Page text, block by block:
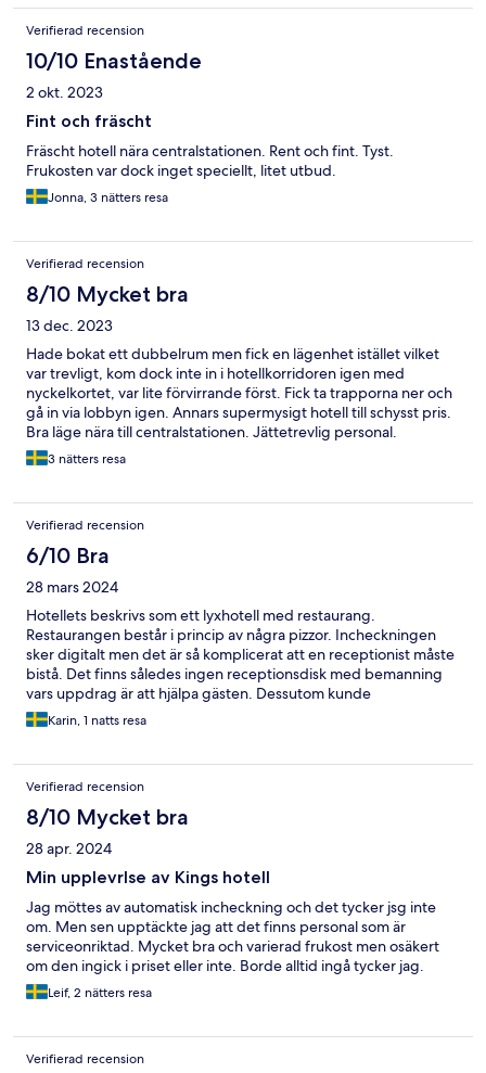
Verifierad recension
10/10 Enastående
2 okt. 2023
Fint och fräscht
Fräscht hotell nära centralstationen. Rent och fint. Tyst.
Frukosten var dock inget speciellt, litet utbud.
Jonna, 3 nätters resa
Verifierad recension
8/10 Mycket bra
13 dec. 2023
Hade bokat ett dubbelrum men fick en lägenhet istället vilket
var trevligt, kom dock inte in i hotellkorridoren igen med
nyckelkortet, var lite förvirrande först. Fick ta trapporna ner och
gå in via lobbyn igen. Annars supermysigt hotell till schysst pris.
Bra läge nära till centralstationen. Jättetrevlig personal.
3 nätters resa
Verifierad recension
6/10 Bra
28 mars 2024
Hotellets beskrivs som ett lyxhotell med restaurang.
Restaurangen består i princip av några pizzor. Incheckningen
sker digitalt men det är så komplicerat att en receptionist måste
bistå. Det finns således ingen receptionsdisk med bemanning
vars uppdrag är att hjälpa gästen. Dessutom kunde
receptionisten knappt prata engelska.
Karin, 1 natts resa
Verifierad recension
8/10 Mycket bra
28 apr. 2024
Min upplevrlse av Kings hotell
Jag möttes av automatisk incheckning och det tycker jsg inte
om. Men sen upptäckte jag att det finns personal som är
serviceonriktad. Mycket bra och varierad frukost men osäkert
om den ingick i priset eller inte. Borde alltid ingå tycker jag.
Leif, 2 nätters resa
Verifierad recension